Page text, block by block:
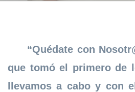
“Quédate con
que tomó el primero de
llevamos a cabo y con